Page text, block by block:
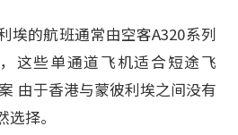
埃的航班通常由空客A320系列
这些单通道飞机适合短途飞
由于香港与蒙彼利埃之间没有
择。